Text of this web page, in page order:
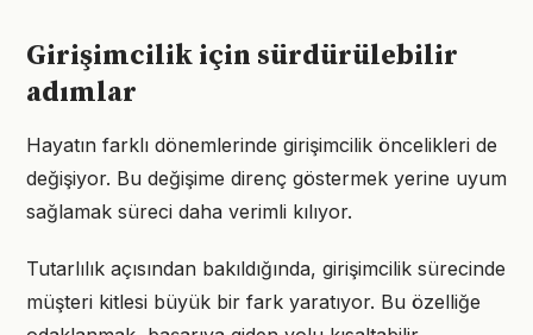
Girişimcilik için sürdürülebilir
adımlar
Hayatın farklı dönemlerinde girişimcilik öncelikleri de
değişiyor. Bu değişime direnç göstermek yerine uyum
sağlamak süreci daha verimli kılıyor.
Tutarlılık açısından bakıldığında, girişimcilik sürecinde
müşteri kitlesi büyük bir fark yaratıyor. Bu özelliğe